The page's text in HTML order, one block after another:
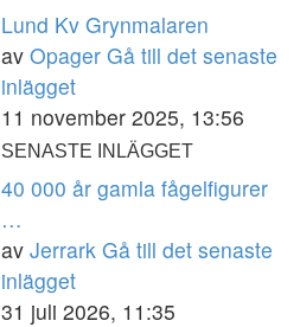
Lund Kv Grynmalaren
av Opager Gå till det senaste
inlägget
11 november 2025, 13:56
SENASTE INLÄGGET
40 000 år gamla fågelfigurer
…
av Jerrark Gå till det senaste
inlägget
31 juli 2026, 11:35